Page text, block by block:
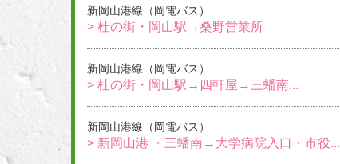
新岡山港線（岡電バス）
> 杜の街・岡山駅→桑野営業所
新岡山港線（岡電バス）
> 杜の街・岡山駅→四軒屋→三蟠南...
新岡山港線（岡電バス）
> 新岡山港 ・三蟠南→大学病院入口・市役...